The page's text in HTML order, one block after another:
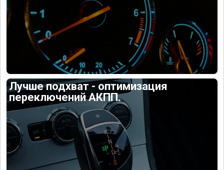
Лучше подхват - оптимизация
переключений АКПП.